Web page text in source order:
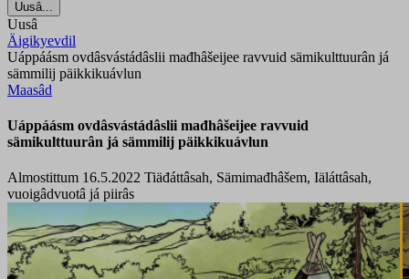
Uusâ...
Uusâ
Äigikyevdil
Uáppáásm ovdâsvástádâslii mađhâšeijee ravvuid sämikulttuurân já
sämmilij päikkikuávlun
Maasâd
Uáppáásm ovdâsvástádâslii mađhâšeijee ravvuid
sämikulttuurân já sämmilij päikkikuávlun
Almostittum 16.5.2022 Tiäđáttâsah, Sämimađhâšem, Iäláttâsah,
vuoigâdvuotâ já piirâs